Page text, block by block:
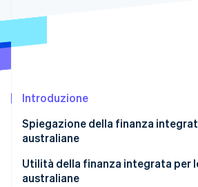
Prevenzione delle frodi
Climate
Identity
Verifica online dell'identità
Introduzione
Spiegazione della finanza
australiane
Utilità della finanza integrata per
australiane